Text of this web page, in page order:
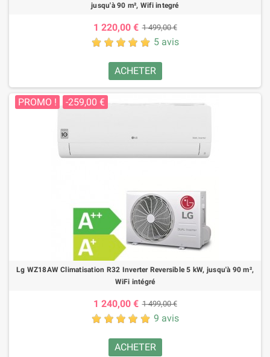
jusqu'à 90 m², Wifi integré
1 220,00 € 1 499,00 €
5 avis
ACHETER
PROMO ! -259,00 €
Lg WZ18AW Climatisation R32 Inverter Reversible 5 kW, jusqu'à 90 m²,
WiFi intégré
1 240,00 € 1 499,00 €
9 avis
ACHETER